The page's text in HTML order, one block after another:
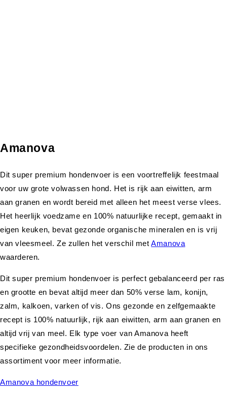
Amanova
Dit super premium hondenvoer is een voortreffelijk feestmaal
voor uw grote volwassen hond. Het is rijk aan eiwitten, arm
aan granen en wordt bereid met alleen het meest verse vlees.
Het heerlijk voedzame en 100% natuurlijke recept, gemaakt in
eigen keuken, bevat gezonde organische mineralen en is vrij
van vleesmeel. Ze zullen het verschil metAmanova
waarderen.
Dit super premium hondenvoer is perfect gebalanceerd per ras
en grootte en bevat altijd meer dan 50% verse lam, konijn,
zalm, kalkoen, varken of vis. Ons gezonde en zelfgemaakte
recept is 100% natuurlijk, rijk aan eiwitten, arm aan granen en
altijd vrij van meel. Elk type voer van Amanova heeft
specifieke gezondheidsvoordelen. Zie de producten in ons
assortiment voor meer informatie.
Amanova hondenvoer